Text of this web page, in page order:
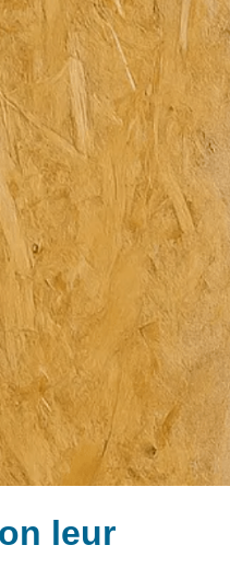
leur